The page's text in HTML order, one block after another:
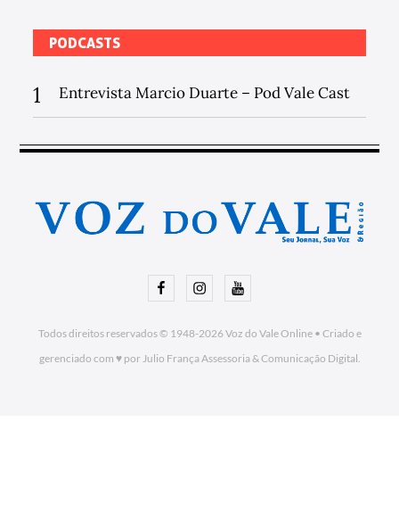
PODCASTS
1 Entrevista Marcio Duarte – Pod Vale Cast
FacebookInstagramYoutube
Todos direitos reservados © 1948-2026Voz do Vale Online• Criado e
gerenciado com ♥ por Julio França Assessoria& Comunicação Digital.